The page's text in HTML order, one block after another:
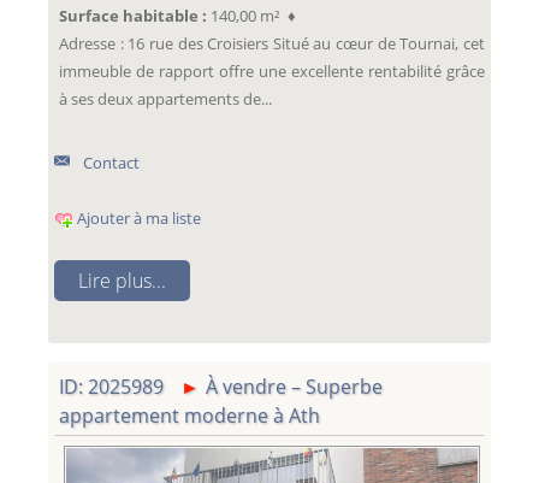
Surface habitable : 140,00 m² ♦
Adresse : 16 rue des Croisiers Situé au cœur de Tournai, cet
immeuble de rapport offre une excellente rentabilité grâce
à ses deux appartements de...
Contact
Ajouter à ma liste
Lire plus...
ID: 2025989
À vendre – Superbe
appartement moderne à Ath